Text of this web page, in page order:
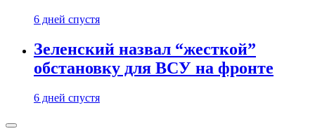
6 дней спустя
Зеленский назвал “жесткой”
обстановку для ВСУ на фронте
6 дней спустя